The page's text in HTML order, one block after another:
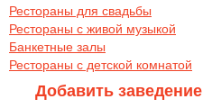
Рестораны для свадьбы
Рестораны с живой музыкой
Банкетные залы
Рестораны с детской комнатой
Добавить заведение